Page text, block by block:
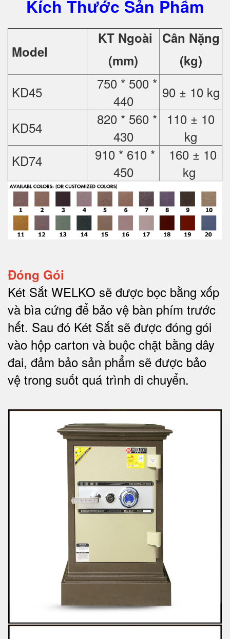
Kích Thước Sản Phẩm
Model
KT Ngoài
(mm)
Cân Nặng
(kg)
KD45
750 * 500 *
440
90 ± 10 kg
KD54
820 * 560 *
430
110 ± 10
kg
KD74
910 * 610 *
450
160 ± 10
kg
Đóng Gói
Két Sắt WELKO sẽ được bọc bằng xốp
và bìa cứng để bảo vệ bàn phím trước
hết. Sau đó Két Sắt sẽ được đóng gói
vào hộp carton và buộc chặt bằng dây
đai, đảm bảo sản phẩm sẽ được bảo
vệ trong suốt quá trình di chuyển.